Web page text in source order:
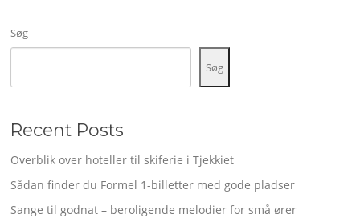
Søg
Søg
Recent Posts
Overblik over hoteller til skiferie i Tjekkiet
Sådan finder du Formel 1-billetter med gode pladser
Sange til godnat – beroligende melodier for små ører